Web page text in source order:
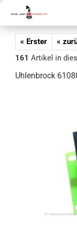
« Erster «
161 Artikel in
Uhlenbrock